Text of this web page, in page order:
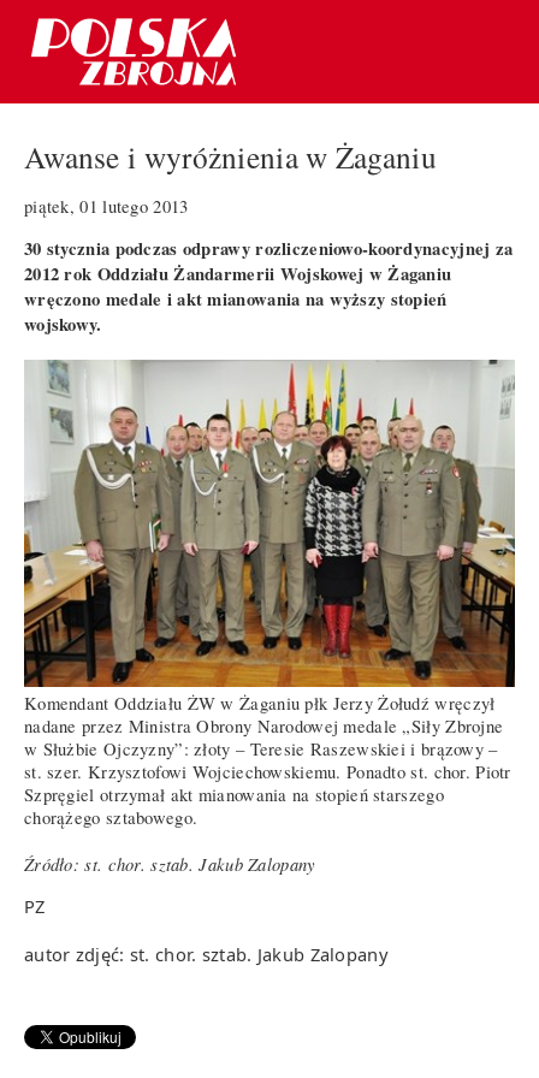
Awanse i wyróżnienia w Żaganiu
piątek, 01 lutego 2013
30 stycznia podczas odprawy rozliczeniowo-koordynacyjnej za
2012 rok Oddziału Żandarmerii Wojskowej w Żaganiu
wręczono medale i akt mianowania na wyższy stopień
wojskowy.
Komendant Oddziału ŻW w Żaganiu płk Jerzy Żołudź wręczył
nadane przez Ministra Obrony Narodowej medale „Siły Zbrojne
w Służbie Ojczyzny”: złoty – Teresie Raszewskiei i brązowy –
st. szer. Krzysztofowi Wojciechowskiemu. Ponadto st. chor. Piotr
Szpręgiel otrzymał akt mianowania na stopień starszego
chorążego sztabowego.
Źródło: st. chor. sztab. Jakub Zalopany
PZ
autor zdjęć: st. chor. sztab. Jakub Zalopany